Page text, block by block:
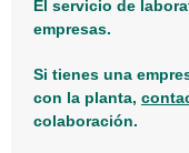
El servicio de
empresas.
Si tienes una
con la planta,
colaboración.